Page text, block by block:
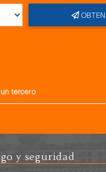
tercero
y seguridad